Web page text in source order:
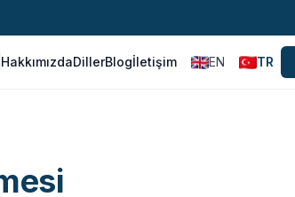
HakkımızdaDillerBlogİletişim EN TR